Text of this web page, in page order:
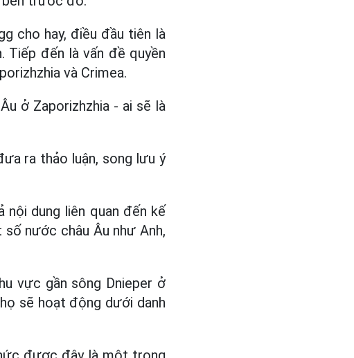
cho hay, điều đầu tiên là
Tiếp đến là vấn đề quyền
và Crimea.
ở Zaporizhzhia - ai sẽ là
ra thảo luận, song lưu ý
nội dung liên quan đến kế
nước châu Âu như Anh,
vực gần sông Dnieper ở
sẽ hoạt động dưới danh